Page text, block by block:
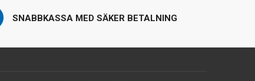
SNABBKASSA MED SÄKER BETALNING